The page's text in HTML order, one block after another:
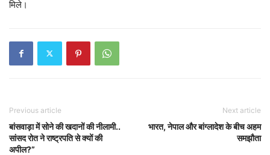
मिले।
Previous article
बांसवाड़ा में सोने की खदानों की नीलामी..
सांसद रोत ने राष्ट्रपति से क्यों की
अपील?”
Next article
भारत, नेपाल और बांग्लादेश के बीच अहम
समझौता